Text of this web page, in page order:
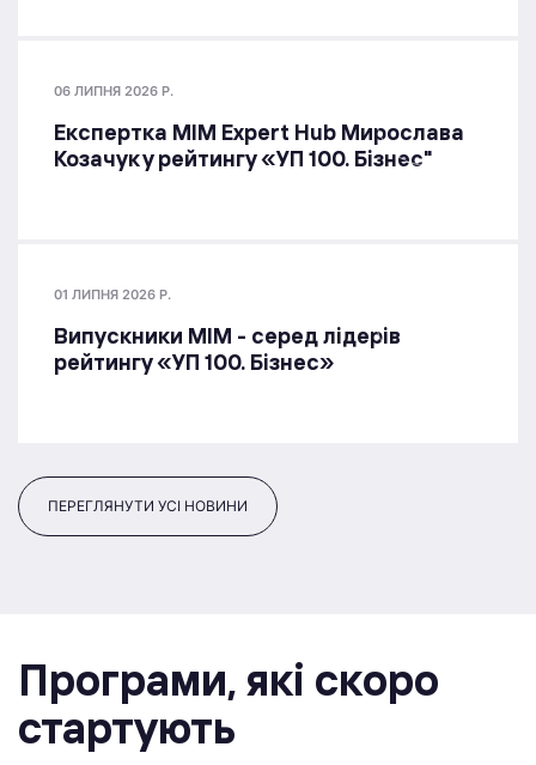
06 ЛИПНЯ 2026 Р.
Експертка MIM Expert Hub Мирослава
Козачук у рейтингу «УП 100. Бізнес"
01 ЛИПНЯ 2026 Р.
Випускники МІМ - серед лідерів
рейтингу «УП 100. Бізнес»
ПЕРЕГЛЯНУТИ УСІ НОВИНИ
Програми, якi скоро
стартують